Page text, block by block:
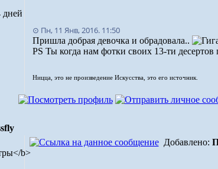
дней
⊙ Пн, 11 Янв, 2016. 11:50
Пришла добрая девочка и обрадовала..
PS Ты когда нам фотки своих 13-ти
Ницца, это не произведение Искусства, это его источник.
Добавлено: